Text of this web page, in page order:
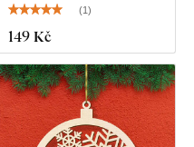
(1)
149 Kč